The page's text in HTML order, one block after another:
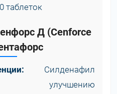
таблеток
Д (Cenforce
Силденафил
улучшению